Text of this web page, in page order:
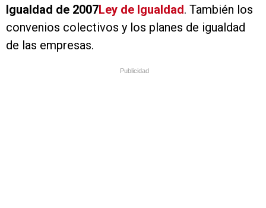
Igualdad de 2007Ley de Igualdad. También los
convenios colectivos y los planes de igualdad
de las empresas.
Publicidad